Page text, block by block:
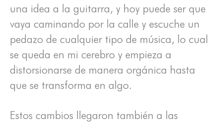
una idea a la guitarra, y hoy puede ser que
vaya caminando por la calle y escuche un
pedazo de cualquier tipo de música, lo cual
se queda en mi cerebro y empieza a
distorsionarse de manera orgánica hasta
que se transforma en algo.
Estos cambios llegaron también a las